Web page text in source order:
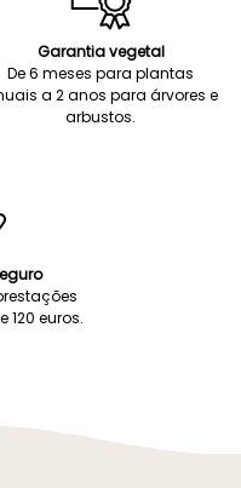
Garantia vegetal
De 6 meses para plantas
a 2 anos para árvores e
arbustos.
120 euros.